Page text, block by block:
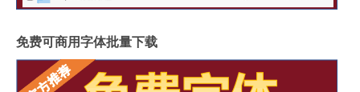
免费可商用字体批量下载